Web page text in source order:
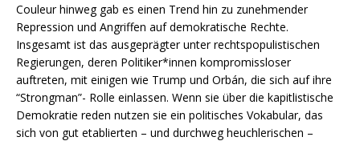
Couleur hinweg gab es einen Trend hin zu zunehmender
Repression und Angriffen auf demokratische Rechte.
Insgesamt ist das ausgeprägter unter rechtspopulistischen
Regierungen, deren Politiker*innen kompromissloser
auftreten, mit einigen wie Trump und Orbán, die sich auf ihre
“Strongman”- Rolle einlassen. Wenn sie über die kapitlistische
Demokratie reden nutzen sie ein politisches Vokabular, das
sich von gut etablierten – und durchweg heuchlerischen –